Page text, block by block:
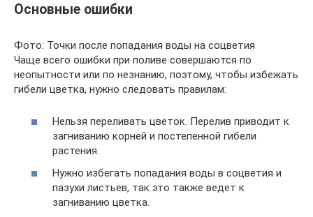
Основные ошибки
Фото: Точки после попадания воды на соцветия
Чаще всего ошибки при поливе совершаются по
неопытности или по незнанию, поэтому, чтобы избежать
гибели цветка, нужно следовать правилам:
Нельзя переливать цветок. Перелив приводит к
загниванию корней и постепенной гибели
растения.
Нужно избегать попадания воды в соцветия и
пазухи листьев, так это также ведет к
загниванию цветка.